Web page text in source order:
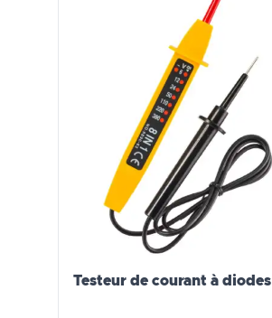
Testeur de courant à diodes